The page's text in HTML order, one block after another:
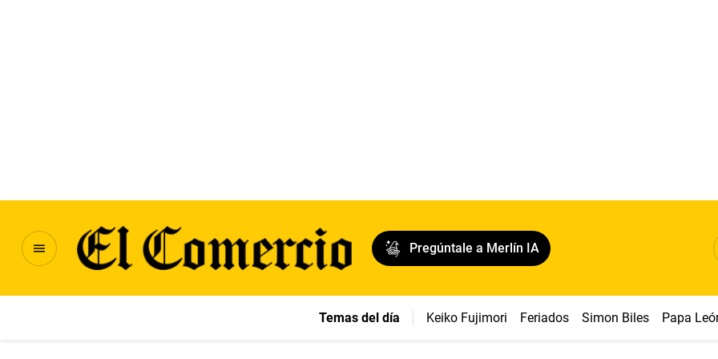
Pregúntale a Merlín IA
Temas del día Keiko Fujimori Feriados Simon Biles Papa